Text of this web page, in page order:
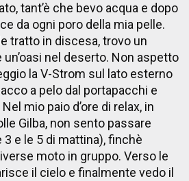
tant’è che bevo acqua e dopo
da ogni poro della mia pelle.
tratto in discesa, trovo un
nel deserto. Non aspetto
la V-Strom sul lato esterno
a pelo dal portapacchi e
mio paio d’ore di relax, in
Gilba, non sento passare
e le 5 di mattina), finchè
moto in gruppo. Verso le
il cielo e finalmente vedo il